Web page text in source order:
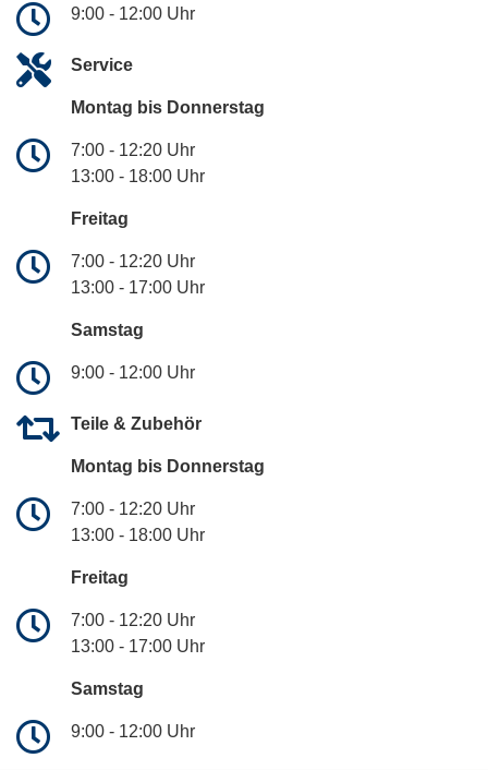
9:00 - 12:00 Uhr
Service
Montag bis Donnerstag
7:00 - 12:20 Uhr
13:00 - 18:00 Uhr
Freitag
7:00 - 12:20 Uhr
13:00 - 17:00 Uhr
Samstag
9:00 - 12:00 Uhr
Teile & Zubehör
Montag bis Donnerstag
7:00 - 12:20 Uhr
13:00 - 18:00 Uhr
Freitag
7:00 - 12:20 Uhr
13:00 - 17:00 Uhr
Samstag
9:00 - 12:00 Uhr